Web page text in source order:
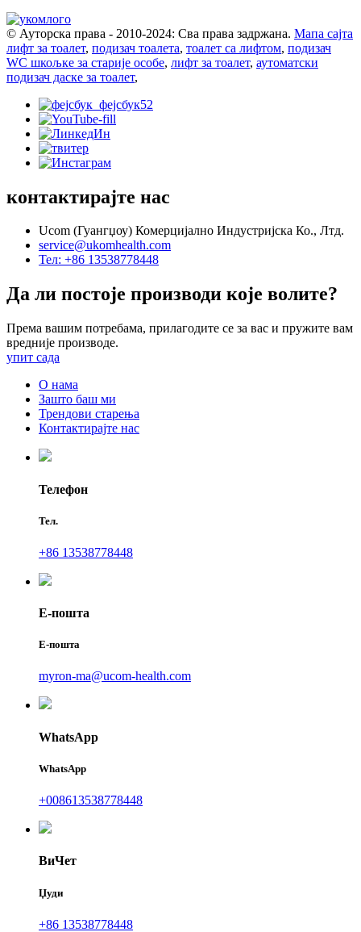
© Ауторска права - 2010-2024: Сва права задржана. Мапа сајта
лифт за тоалет, подизач тоалета, тоалет са лифтом, подизач
WC шкољке за старије особе, лифт за тоалет, аутоматски
подизач даске за тоалет,
контактирајте нас
Ucom (Гуангџоу) Комерцијално Индустријска Ко., Лтд.
service@ukomhealth.com
Тел: +86 13538778448
Да ли постоје производи које волите?
Према вашим потребама, прилагодите се за вас и пружите вам
вредније производе.
упит сада
О нама
Зашто баш ми
Трендови старења
Контактирајте нас
Телефон
Тел.
+86 13538778448
Е-пошта
Е-пошта
myron-ma@ucom-health.com
WhatsApp
WhatsApp
+008613538778448
ВиЧет
Џуди
+86 13538778448